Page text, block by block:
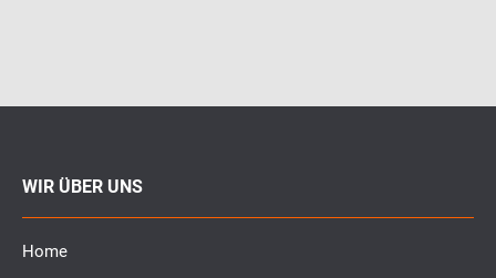
WIR ÜBER UNS
Home